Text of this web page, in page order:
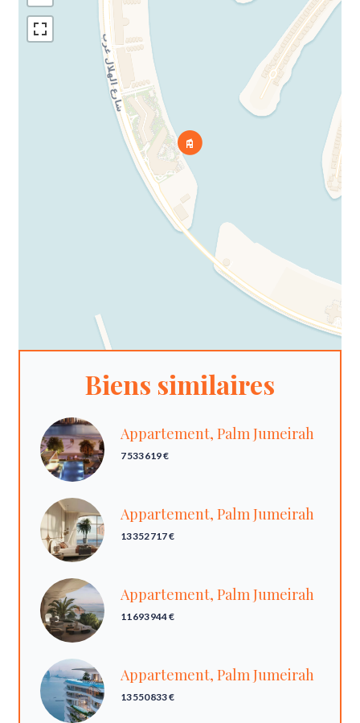
Biens similaires
Appartement, Palm Jumeirah
7 533 619 €
Appartement, Palm Jumeirah
13 352 717 €
Appartement, Palm Jumeirah
11 693 944 €
Appartement, Palm Jumeirah
13 550 833 €